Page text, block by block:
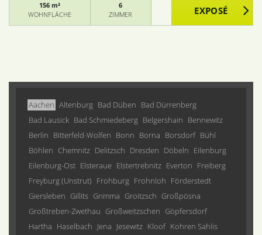
156 m²
WOHNFLÄCHE
6
ZIMMER
Aachen Altenburg Bad Düben Bad Dürrenberg
Bad Lausick Bad Schmiedeberg Belgershain Bennewitz
Berlin Bitterfeld-Wolfen Bonn Borna Borsdorf Bühl
Böhlen Chemnitz Delitzsch Dresden Döbeln Eilenburg
Eilenburg-Ost Elsteraue Elstertrebnitz Everton Freiberg
Freyburg (Unstrut) Frohburg Frohnloh Förderstedt
Giersleben Gillits Grimma Groitzsch Großpösna
Großtreben-Zwethau Großweitzschen Göpfersdorf
Hartha Haselbach Jena Jesewitz Kloof Kohren Sahlis